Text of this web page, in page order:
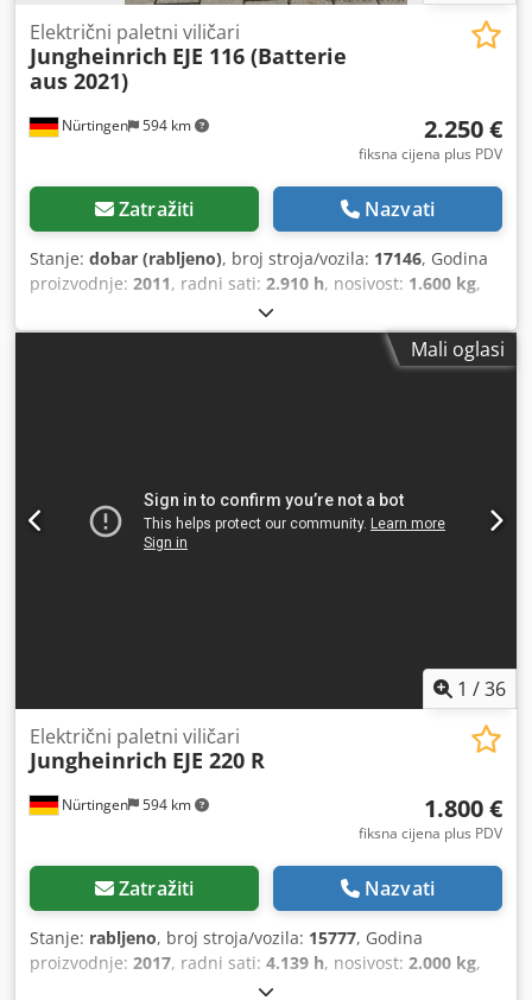
Nürtingen 594 km
Električni paletni viličari
Jungheinrich EJE 116 (Batterie
aus 2021)
2.250 €
fiksna cijena plus PDV
Zatražiti Nazvati
Stanje: dobar (rabljeno), broj stroja/vozila: 17146, Godina
proizvodnje: 2011, radni sati: 2.910 h, nosivost: 1.600 kg,
, težište tereta:
goriva:električni, vrsta jarbola:drugo, građevinska visina:
, duljina vilica: 1.150 mm,
Mali oglasi
1 /36
Nürtingen 594 km
Električni paletni viličari
Jungheinrich EJE 220 R
1.800 €
fiksna cijena plus PDV
Zatražiti Nazvati
Stanje: rabljeno, broj stroja/vozila: 15777, Godina
proizvodnje: 2017, radni sati: 4.139 h, nosivost: 2.000 kg,
, težište tereta: